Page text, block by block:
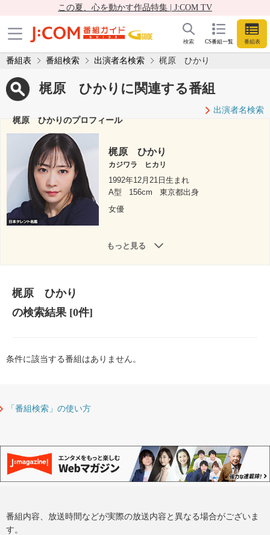
この夏、心を動かす作品特集 | J:COM TV
CS番組一覧 番組表
検索
番組表 番組検索 出演者名検索 梶原 ひかり
梶原 ひかりに関連する番組
出演者名検索
梶原 ひかりのプロフィール
梶原 ひかり
カジワラ ヒカリ
1992年12月21日生まれ
A型
156cm
東京都出身
女優
もっと見る
梶原 ひかり
の検索結果[0件]
条件に該当する番組はありません。
「番組検索」の使い方
番組内容、放送時間などが実際の放送内容と異なる場合がございま
す。